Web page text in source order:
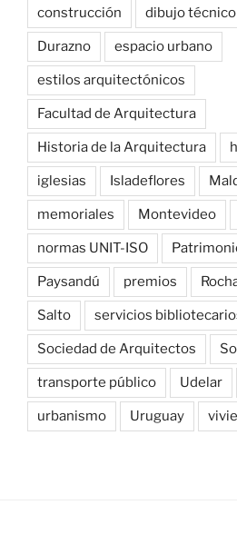
construcción dibujo técnico
Durazno espacio urbano
estilos arquitectónicos
Facultad de Arquitectura
Historia de la Arquitectura
iglesias Isladeflores
memoriales Montevideo
normas UNIT-ISO
Paysandú premios
Salto servicios
Sociedad de Arquitectos
transporte público Udelar
urbanismo Uruguay